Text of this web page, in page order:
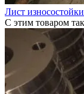
Лист
С этим товаром